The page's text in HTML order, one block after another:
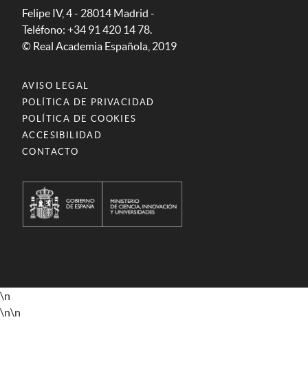
Felipe IV, 4 - 28014 Madrid -
Teléfono: +34 91 420 14 78.
© Real Academia Española, 2019
AVISO LEGAL
POLÍTICA DE PRIVACIDAD
POLÍTICA DE COOKIES
ACCESIBILIDAD
CONTACTO
\n
\n\n